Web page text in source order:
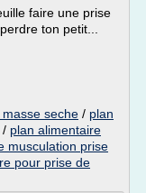
faire une prise
ton petit...
seche / plan
/ plan alimentaire
musculation prise
pour prise de